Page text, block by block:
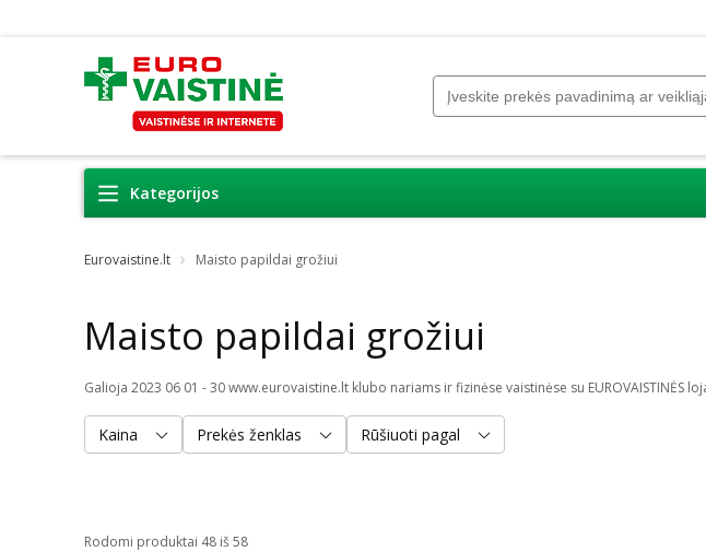
Kategorijos
Eurovaistine.lt Maisto papildai grožiui
Maisto papildai grožiui
Kaina Prekės ženklas Rūšiuoti pagal
Rodomi produktai 48 iš 58